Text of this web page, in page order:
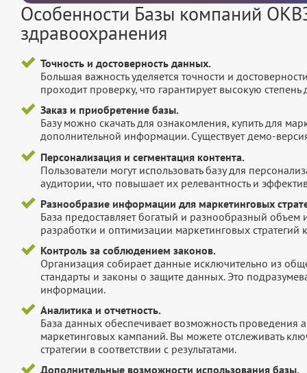
Особенности Базы компаний
здравоохранения
Точность и достоверность данных.
Большая важность уделяется точности и
проходит проверку, что гарантирует высокую
Заказ и приобретение базы.
Базу можно скачать для ознакомления, купить для
дополнительной информации. Существует демо-
Персонализация и сегментация контента.
Пользователи могут использовать базу для
аудитории, что повышает их релевантность и
Разнообразие информации для маркетинговых
База предоставляет богатый и разнообразный
разработки и оптимизации маркетинговых стратегий
Контроль за соблюдением законов.
Организация собирает данные исключительно из
стандарты и законы о защите данных. Это
информации.
Аналитика и отчетность.
База данных обеспечивает возможность проведения
маркетинговых кампаний. Вы можете отслеживать
стратегии в соответствии с результатами.
Дополнительные возможности использования базы.